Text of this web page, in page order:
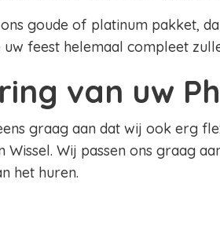
goude of platinum pakket,
feest helemaal compleet
van uw
graag aan dat wij ook erg
Wij passen ons graag
het huren.